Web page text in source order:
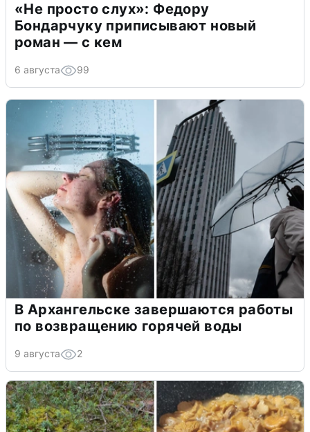
«Не просто слух»: Федору
Бондарчуку приписывают новый
роман — с кем
6 августа 99
В Архангельске завершаются работы
по возвращению горячей воды
9 августа 2